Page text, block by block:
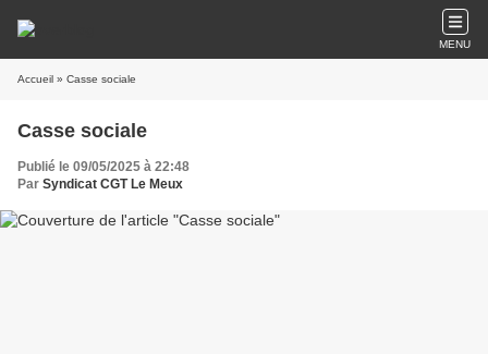
MENU
Accueil » Casse sociale
Casse sociale
Publié le 09/05/2025 à 22:48
Par Syndicat CGT Le Meux